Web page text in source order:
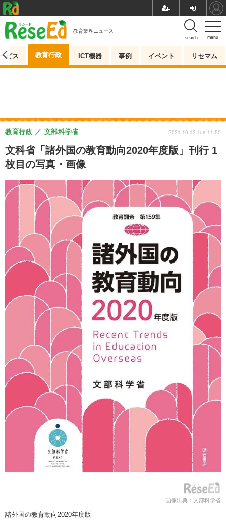
menu
search
教育業界ニュース
ビス 教育行政 ICT機器 事例 イベント リセマム
文科省「諸外国の教育動向2020年度版」刊行 1
枚目の写真・画像
教育行政 文部科学省 2021.10.12 Tue 11:50
画像出典：文部科学省
諸外国の教育動向2020年度版